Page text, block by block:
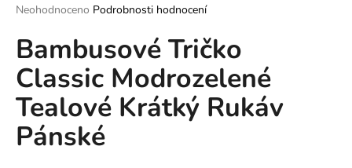
Průměrné
produktu
je
0,0
z
5
hvězdiček.
Neohodnoceno Podrobnosti hodnocení
Bambusové Tričko
Classic Modrozelené
Tealové Krátký Rukáv
Pánské
D
o
p
o
r
u